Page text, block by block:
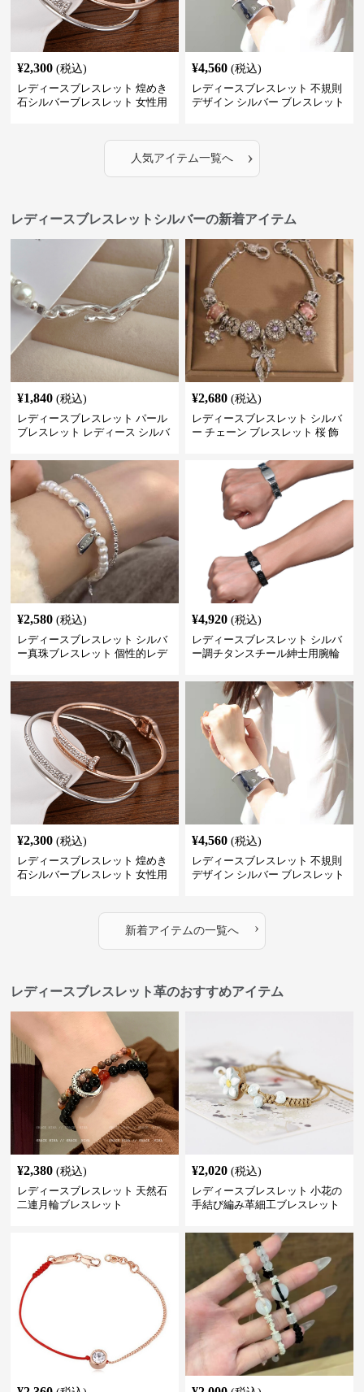
¥2,300 (税込)
レディースブレスレット 煌めき
石シルバーブレスレット 女性用
¥4,560 (税込)
レディースブレスレット 不規則
デザイン シルバー ブレスレット
人気アイテム一覧へ ›
レディースブレスレットシルバーの新着アイテム
¥1,840 (税込)
レディースブレスレット パール
ブレスレット レディース シルバ
¥2,680 (税込)
レディースブレスレット シルバ
ー チェーン ブレスレット 桜 飾
¥2,580 (税込)
レディースブレスレット シルバ
ー真珠ブレスレット 個性的レデ
¥4,920 (税込)
レディースブレスレット シルバ
ー調チタンスチール紳士用腕輪
¥2,300 (税込)
レディースブレスレット 煌めき
石シルバーブレスレット 女性用
¥4,560 (税込)
レディースブレスレット 不規則
デザイン シルバー ブレスレット
新着アイテムの一覧へ ›
レディースブレスレット革のおすすめアイテム
¥2,380 (税込)
レディースブレスレット 天然石
二連月輪ブレスレット
¥2,020 (税込)
レディースブレスレット 小花の
手結び編み革細工ブレスレット